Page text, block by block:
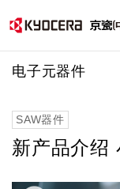
电子元器件
SAW器件
新产品介绍